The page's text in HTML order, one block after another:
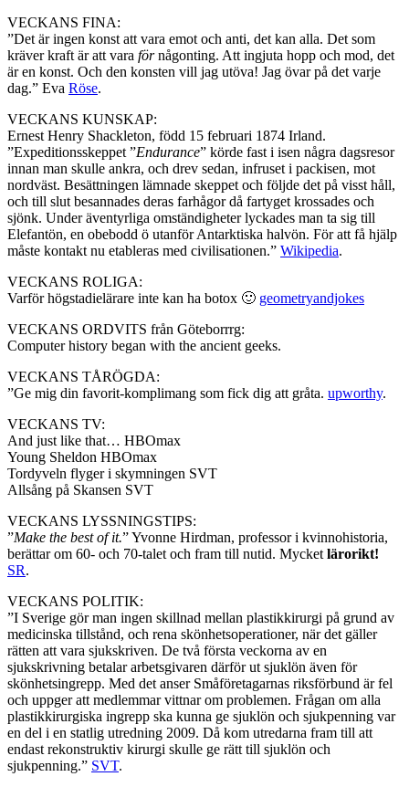
VECKANS FINA:
”Det är ingen konst att vara emot och anti, det kan alla. Det som
kräver kraft är att vara förnågonting. Att ingjuta hopp och mod, det
är en konst. Och den konsten vill jag utöva! Jag övar på det varje
dag.” Eva Röse.
VECKANS KUNSKAP:
Ernest Henry Shackleton, född 15 februari 1874 Irland.
”Expeditionsskeppet ”Endurance” körde fast i isen några dagsresor
innan man skulle ankra, och drev sedan, infruset i packisen, mot
nordväst. Besättningen lämnade skeppet och följde det på visst håll,
och till slut besannades deras farhågor då fartyget krossades och
sjönk. Under äventyrliga omständigheter lyckades man ta sig till
Elefantön, en obebodd ö utanför Antarktiska halvön. För att få hjälp
måste kontakt nu etableras med civilisationen.” Wikipedia.
VECKANS ROLIGA:
Varför högstadielärare inte kan ha botox 🙂 geometryandjokes
VECKANS ORDVITS från Göteborrrg:
Computer history began with the ancient geeks.
VECKANS TÅRÖGDA:
”Ge mig din favorit-komplimang som fick dig att gråta. upworthy.
VECKANS TV:
And just like that… HBOmax
Young Sheldon HBOmax
Tordyveln flyger i skymningen SVT
Allsång på Skansen SVT
VECKANS LYSSNINGSTIPS:
”Make the best of it.” Yvonne Hirdman, professor i kvinnohistoria,
berättar om 60- och 70-talet och fram till nutid. Mycket lärorikt!
SR.
VECKANS POLITIK:
”I Sverige gör man ingen skillnad mellan plastikkirurgi på grund av
medicinska tillstånd, och rena skönhetsoperationer, när det gäller
rätten att vara sjukskriven. De två första veckorna av en
sjukskrivning betalar arbetsgivaren därför ut sjuklön även för
skönhetsingrepp. Med det anser Småföretagarnas riksförbund är fel
och uppger att medlemmar vittnar om problemen. Frågan om alla
plastikkirurgiska ingrepp ska kunna ge sjuklön och sjukpenning var
en del i en statlig utredning 2009. Då kom utredarna fram till att
endast rekonstruktiv kirurgi skulle ge rätt till sjuklön och
sjukpenning.” SVT.